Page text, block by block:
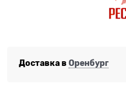
Доставка в Оренбург